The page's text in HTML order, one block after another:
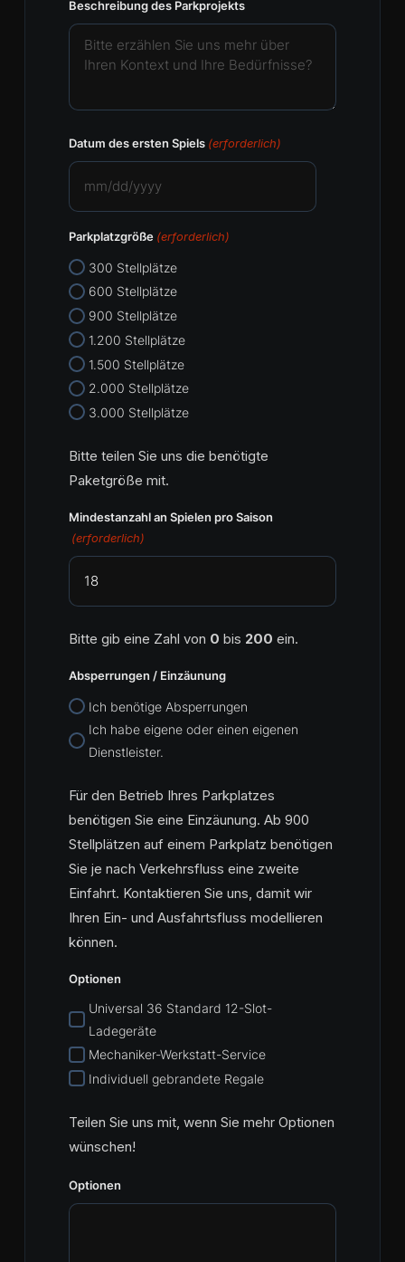
Beschreibung des Parkprojekts
Datum des ersten Spiels (erforderlich)
TT
Schrägstrich
JJJJ
Parkplatzgröße (erforderlich)
300 Stellplätze
600 Stellplätze
900 Stellplätze
1.200 Stellplätze
1.500 Stellplätze
2.000 Stellplätze
3.000 Stellplätze
Bitte teilen Sie uns die benötigte
Paketgröße mit.
Mindestanzahl an Spielen pro Saison
(erforderlich)
Bitte gib eine Zahl von 0 bis 200 ein.
Absperrungen / Einzäunung
Ich benötige Absperrungen
Ich habe eigene oder einen eigenen
Dienstleister.
Für den Betrieb Ihres Parkplatzes
benötigen Sie eine Einzäunung. Ab 900
Stellplätzen auf einem Parkplatz benötigen
Sie je nach Verkehrsfluss eine zweite
Einfahrt. Kontaktieren Sie uns, damit wir
Ihren Ein- und Ausfahrtsfluss modellieren
können.
Optionen
Universal 36 Standard 12-Slot-
Ladegeräte
Mechaniker-Werkstatt-Service
Individuell gebrandete Regale
Teilen Sie uns mit, wenn Sie mehr Optionen
wünschen!
Optionen